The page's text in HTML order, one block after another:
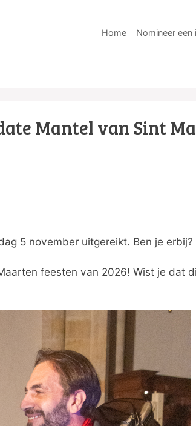
Home Nomineer
Mantel van Sint
5 november uitgereikt. Ben je
feesten van 2026! Wist je dat